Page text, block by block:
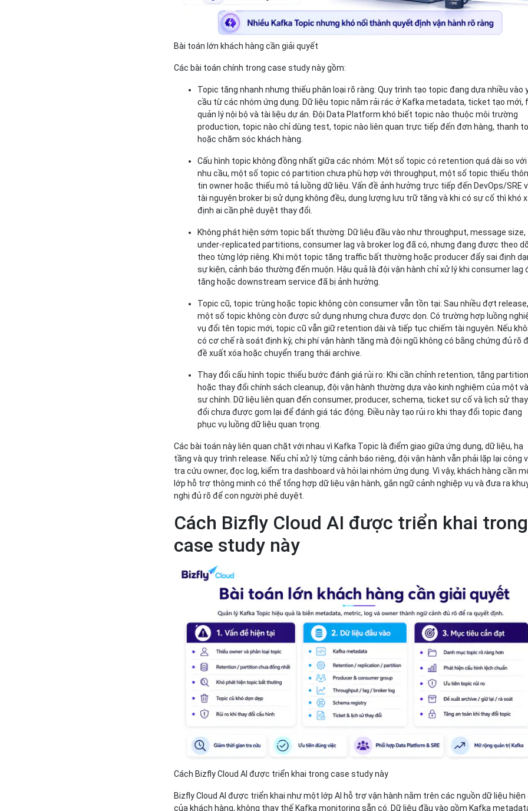
Bài toán lớn khách hàng cần giải quyết
Các bài toán chính trong case study này gồm:
Topic tăng nhanh nhưng thiếu phân loại rõ ràng: Quy trình tạo topic đang dựa nhiều vào
cầu từ các nhóm ứng dụng. Dữ liệu topic nằm rải rác ở Kafka metadata, ticket tạo mới,
quản lý nội bộ và tài liệu dự án. Đội Data Platform khó biết topic nào thuộc môi trường
production, topic nào chỉ dùng test, topic nào liên quan trực tiếp đến đơn hàng, thanh
hoặc chăm sóc khách hàng.
Cấu hình topic không đồng nhất giữa các nhóm: Một số topic có retention quá dài so với
nhu cầu, một số topic có partition chưa phù hợp với throughput, một số topic thiếu
tin owner hoặc thiếu mô tả luồng dữ liệu. Vấn đề ảnh hưởng trực tiếp đến DevOps/SRE
tài nguyên broker bị sử dụng không đều, dung lượng lưu trữ tăng và khi có sự cố thì khó
định ai cần phê duyệt thay đổi.
Không phát hiện sớm topic bất thường: Dữ liệu đầu vào như throughput, message size,
under-replicated partitions, consumer lag và broker log đã có, nhưng đang được theo
theo từng lớp riêng. Khi một topic tăng traffic bất thường hoặc producer đẩy sai định
sự kiện, cảnh báo thường đến muộn. Hậu quả là đội vận hành chỉ xử lý khi consumer lag
tăng hoặc downstream service đã bị ảnh hưởng.
Topic cũ, topic trùng hoặc topic không còn consumer vẫn tồn tại: Sau nhiều đợt
một số topic không còn được sử dụng nhưng chưa được dọn. Có trường hợp luồng
vụ đổi tên topic mới, topic cũ vẫn giữ retention dài và tiếp tục chiếm tài nguyên. Nếu
có cơ chế rà soát định kỳ, chi phí vận hành tăng mà đội ngũ không có bằng chứng đủ rõ
đề xuất xóa hoặc chuyển trạng thái archive.
Thay đổi cấu hình topic thiếu bước đánh giá rủi ro: Khi cần chỉnh retention, tăng
hoặc thay đổi chính sách cleanup, đội vận hành thường dựa vào kinh nghiệm của một
sư chính. Dữ liệu liên quan đến consumer, producer, schema, ticket sự cố và lịch sử thay
đổi chưa được gom lại để đánh giá tác động. Điều này tạo rủi ro khi thay đổi topic đang
phục vụ luồng dữ liệu quan trọng.
Các bài toán này liên quan chặt với nhau vì Kafka Topic là điểm giao giữa ứng dụng, dữ liệu, hạ
tầng và quy trình release. Nếu chỉ xử lý từng cảnh báo riêng, đội vận hành vẫn phải lặp lại công
tra cứu owner, đọc log, kiểm tra dashboard và hỏi lại nhóm ứng dụng. Vì vậy, khách hàng cần
lớp hỗ trợ thông minh có thể tổng hợp dữ liệu vận hành, gắn ngữ cảnh nghiệp vụ và đưa ra
nghị đủ rõ để con người phê duyệt.
Cách Bizfly Cloud AI được triển khai trong
case study này
Cách Bizfly Cloud AI được triển khai trong case study này
Bizfly Cloud AI được triển khai như một lớp AI hỗ trợ vận hành nằm trên các nguồn dữ liệu hiện
của khách hàng, không thay thế Kafka monitoring sẵn có. Dữ liệu đầu vào gồm Kafka